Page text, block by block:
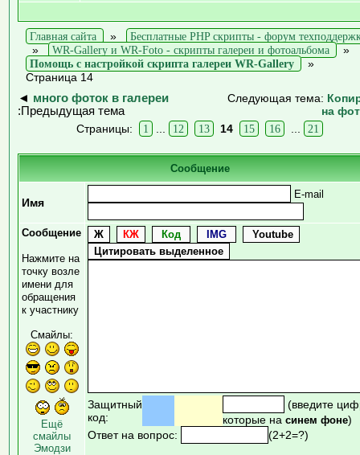
Главная сайта »
Бесплатные PHP скрипты - форум
»
WR-Gallery и WR-Foto - скрипты галереи и фотоальбома
»
Помощь с настройкой скрипта галереи WR-Gallery
»
Страница 14
◄ много фоток в галереи
:Предыдущая тема
Следующая тема:
на
Страницы:
1 12 13 14 15 16 21
Сообщение
Имя
E-mail
Сообщение
Нажмите на
точку возле
имени для
обращения
к участнику
Смайлы:
Ещё
смайлы
Эмодзи
Защитный
код:
(введите
которые на синем фоне)
Ответ на вопрос:
(2+2=?)